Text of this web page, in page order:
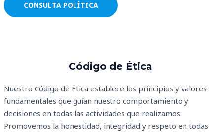
CONSULTA POLÍTICA
Código de Ética
Nuestro Código de Ética establece los principios y valores
fundamentales que guían nuestro comportamiento y
decisiones en todas las actividades que realizamos.
Promovemos la honestidad, integridad y respeto en todas